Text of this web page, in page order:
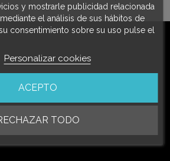
y mostrarle publicidad relacionada
el análisis de sus hábitos de
consentimiento sobre su uso pulse el
Personalizar cookies
TODO
ACEPTO